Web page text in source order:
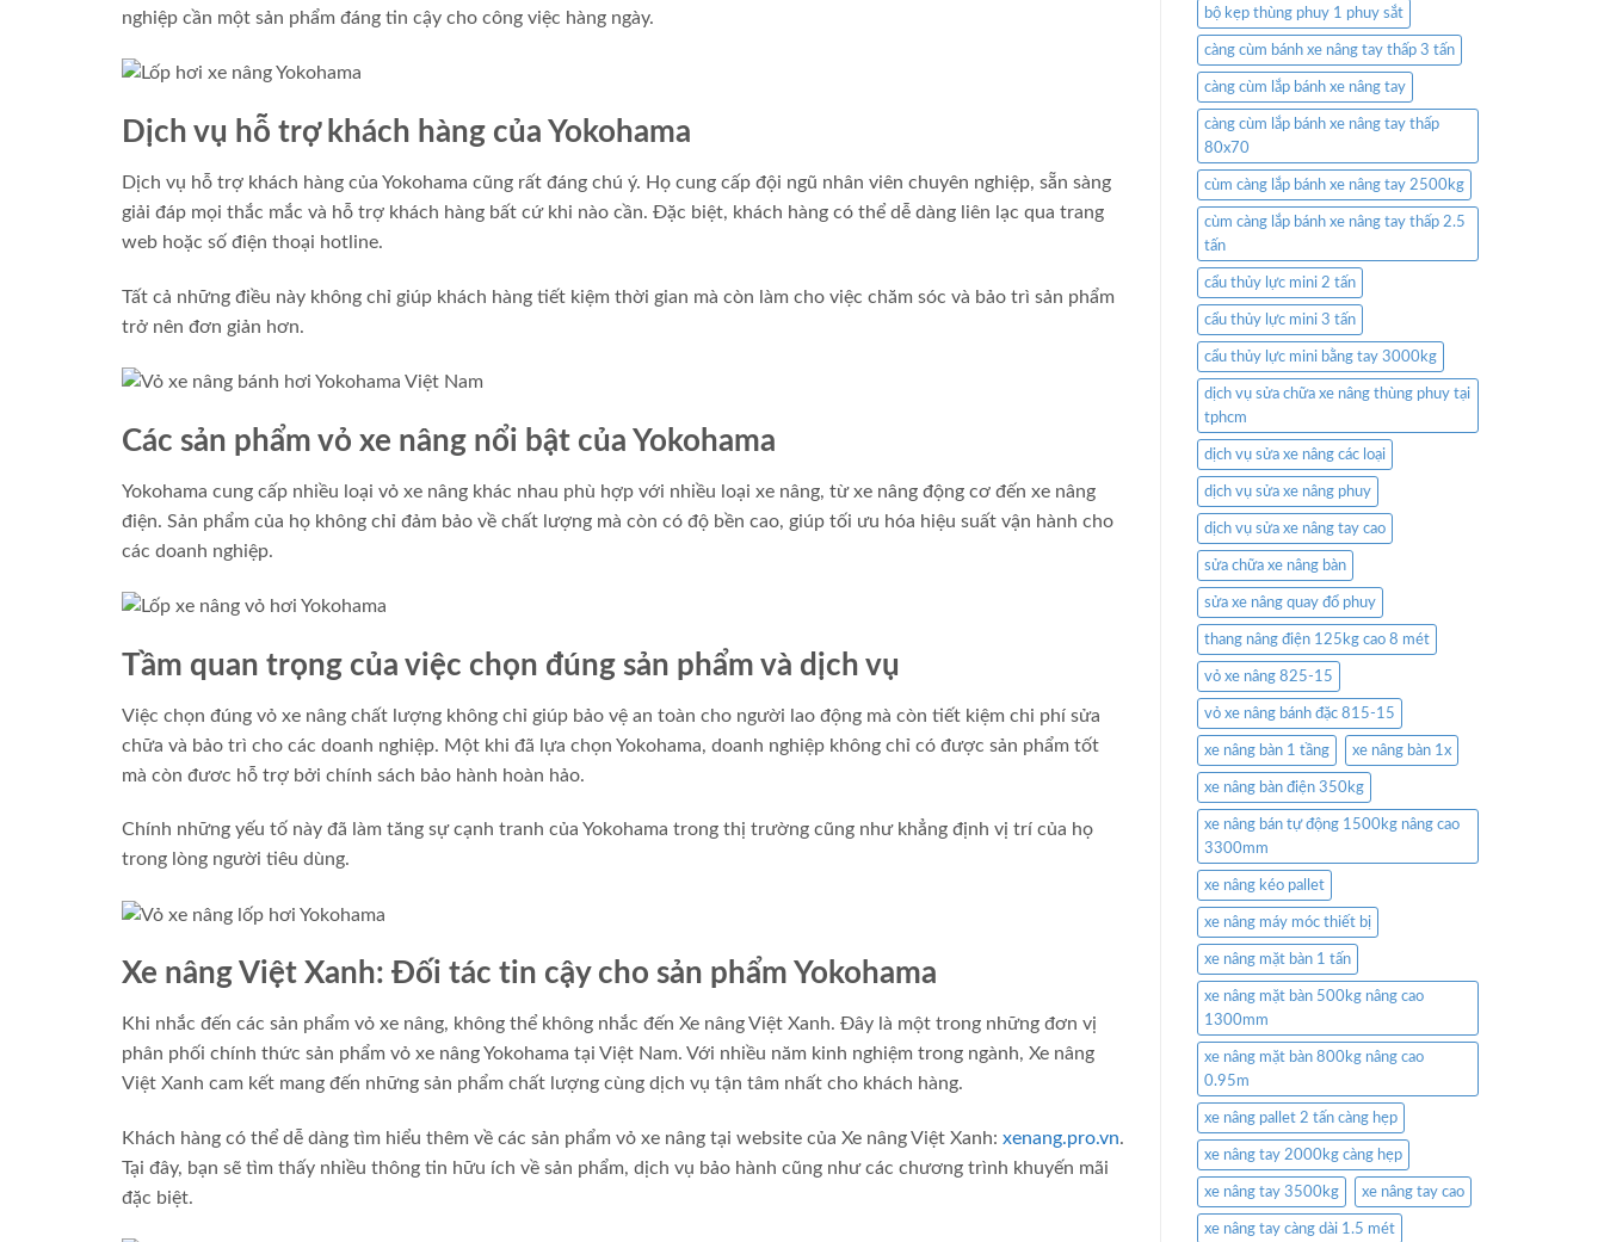
nghiệp cần một sản phẩm đáng tin cậy cho công việc hàng ngày.
Dịch vụ hỗ trợ khách hàng của Yokohama
Dịch vụ hỗ trợ khách hàng của Yokohama cũng rất đáng chú ý. Họ cung cấp đội ngũ nhân viên chuyên nghiệp, sẵn sàng
giải đáp mọi thắc mắc và hỗ trợ khách hàng bất cứ khi nào cần. Đặc biệt, khách hàng có thể dễ dàng liên lạc qua trang
web hoặc số điện thoại hotline.
Tất cả những điều này không chỉ giúp khách hàng tiết kiệm thời gian mà còn làm cho việc chăm sóc và bảo trì sản phẩm
trở nên đơn giản hơn.
Các sản phẩm vỏ xe nâng nổi bật của Yokohama
Yokohama cung cấp nhiều loại vỏ xe nâng khác nhau phù hợp với nhiều loại xe nâng, từ xe nâng động cơ đến xe nâng
điện. Sản phẩm của họ không chỉ đảm bảo về chất lượng mà còn có độ bền cao, giúp tối ưu hóa hiệu suất vận hành cho
các doanh nghiệp.
Tầm quan trọng của việc chọn đúng sản phẩm và dịch vụ
Việc chọn đúng vỏ xe nâng chất lượng không chỉ giúp bảo vệ an toàn cho người lao động mà còn tiết kiệm chi phí sửa
chữa và bảo trì cho các doanh nghiệp. Một khi đã lựa chọn Yokohama, doanh nghiệp không chỉ có được sản phẩm tốt
mà còn đươc hỗ trợ bởi chính sách bảo hành hoàn hảo.
Chính những yếu tố này đã làm tăng sự cạnh tranh của Yokohama trong thị trường cũng như khẳng định vị trí của họ
trong lòng người tiêu dùng.
Xe nâng Việt Xanh: Đối tác tin cậy cho sản phẩm Yokohama
Khi nhắc đến các sản phẩm vỏ xe nâng, không thể không nhắc đến Xe nâng Việt Xanh. Đây là một trong những đơn vị
phân phối chính thức sản phẩm vỏ xe nâng Yokohama tại Việt Nam. Với nhiều năm kinh nghiệm trong ngành, Xe nâng
Việt Xanh cam kết mang đến những sản phẩm chất lượng cùng dịch vụ tận tâm nhất cho khách hàng.
Khách hàng có thể dễ dàng tìm hiểu thêm về các sản phẩm vỏ xe nâng tại website của Xe nâng Việt Xanh: xenang.pro.vn.
Tại đây, bạn sẽ tìm thấy nhiều thông tin hữu ích về sản phẩm, dịch vụ bảo hành cũng như các chương trình khuyến mãi
đặc biệt.
bộ kẹp thùng phuy 1 phuy sắt
càng cùm bánh xe nâng tay thấp 3 tấn
càng cùm lắp bánh xe nâng tay
càng cùm lắp bánh xe nâng tay thấp
80x70
cùm càng lắp bánh xe nâng tay 2500kg
cùm càng lắp bánh xe nâng tay thấp 2.5
tấn
cẩu thủy lực mini 2 tấn
cẩu thủy lực mini 3 tấn
cẩu thủy lực mini bằng tay 3000kg
dịch vụ sửa chữa xe nâng thùng phuy tại
tphcm
dịch vụ sửa xe nâng các loại
dịch vụ sửa xe nâng phuy
dịch vụ sửa xe nâng tay cao
sửa chữa xe nâng bàn
sửa xe nâng quay đổ phuy
thang nâng điện 125kg cao 8 mét
vỏ xe nâng 825-15
vỏ xe nâng bánh đặc 815-15
xe nâng bàn 1 tầng xe nâng bàn 1x
xe nâng bàn điện 350kg
xe nâng bán tự động 1500kg nâng cao
3300mm
xe nâng kéo pallet
xe nâng máy móc thiết bị
xe nâng mặt bàn 1 tấn
xe nâng mặt bàn 500kg nâng cao
1300mm
xe nâng mặt bàn 800kg nâng cao
0.95m
xe nâng pallet 2 tấn càng hẹp
xe nâng tay 2000kg càng hẹp
xe nâng tay 3500kg xe nâng tay cao
xe nâng tay càng dài 1.5 mét